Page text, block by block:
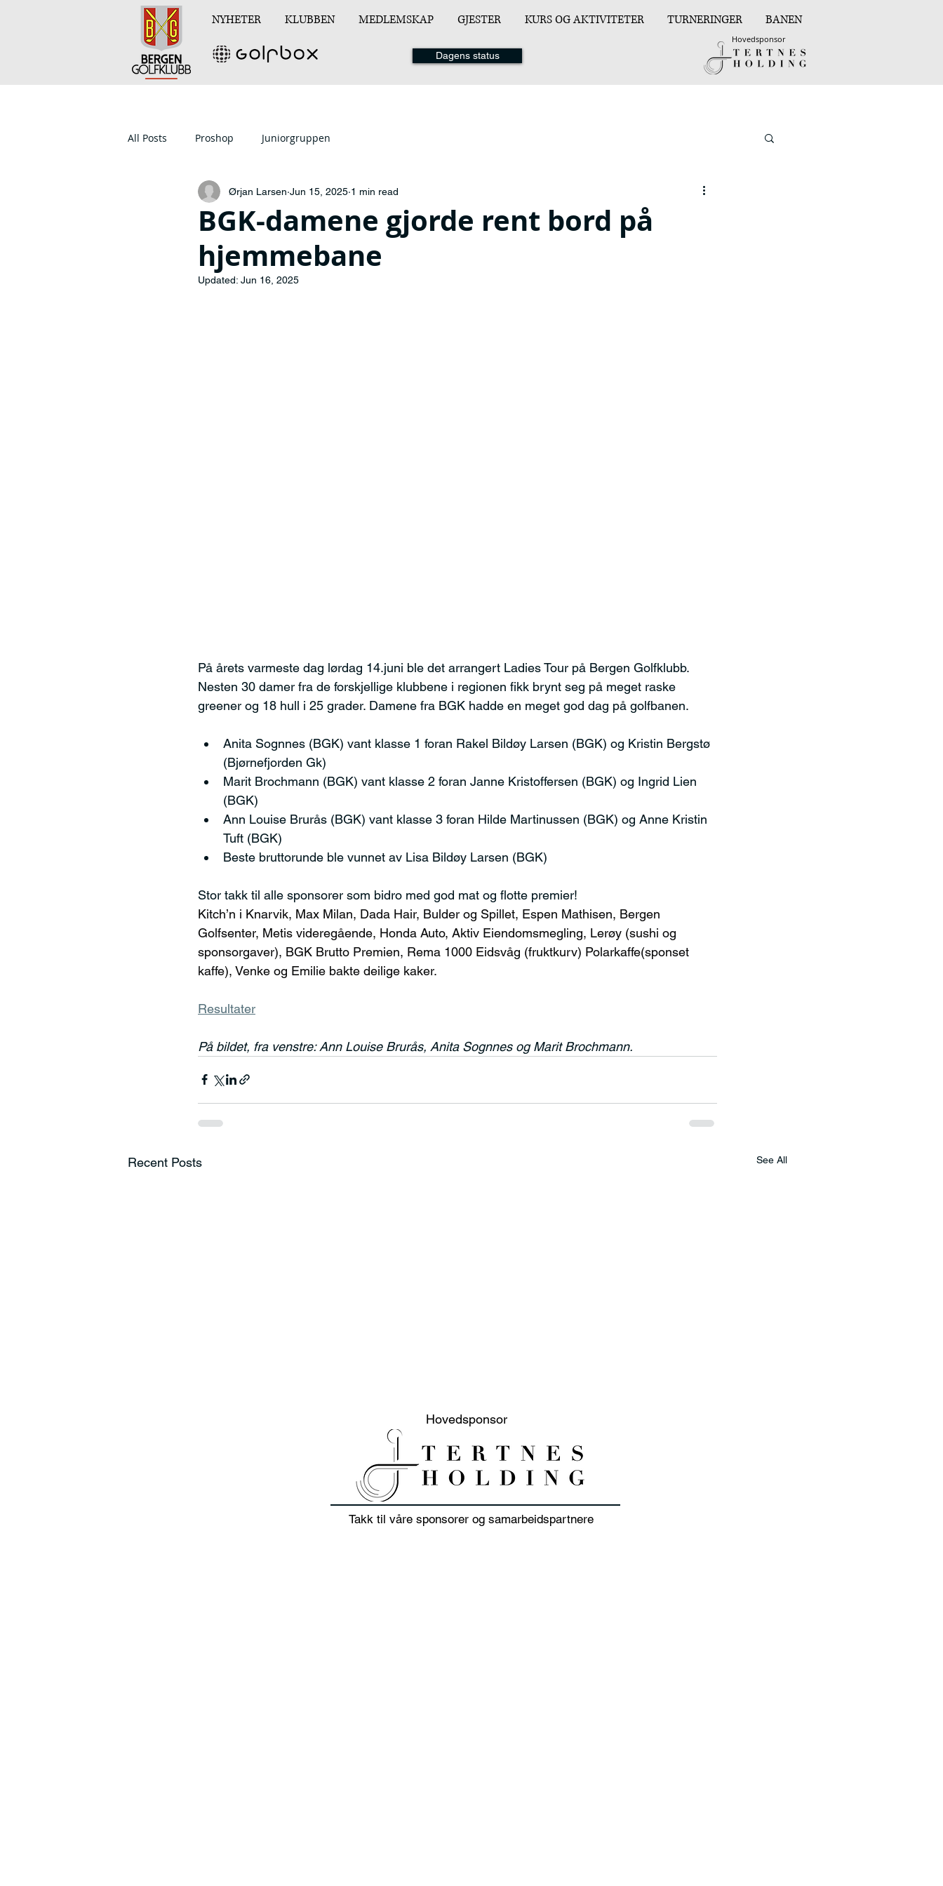
NYHETER KLUBBEN MEDLEMSKAP GJESTER KURS OG AKTIVITETER TURNERINGER BANEN
Dagens status
Hovedsponsor
All Posts Proshop Juniorgruppen
BGK-damene gjorde rent bord på
hjemmebane
Ørjan Larsen Jun 15, 2025 1 min read
Updated: Jun 16, 2025
På årets varmeste dag lørdag 14.juni ble det arrangert Ladies Tour på Bergen Golfklubb.
Nesten 30 damer fra de forskjellige klubbene i regionen fikk brynt seg på meget raske
greener og 18 hull i 25 grader. Damene fra BGK hadde en meget god dag på golfbanen.
Anita Sognnes (BGK) vant klasse 1 foran Rakel Bildøy Larsen (BGK) og Kristin Bergstø
(Bjørnefjorden Gk)
Marit Brochmann (BGK) vant klasse 2 foran Janne Kristoffersen (BGK) og Ingrid Lien
(BGK)
Ann Louise Brurås (BGK) vant klasse 3 foran Hilde Martinussen (BGK) og Anne Kristin
Tuft (BGK)
Beste bruttorunde ble vunnet av Lisa Bildøy Larsen (BGK)
Stor takk til alle sponsorer som bidro med god mat og flotte premier!
Kitch’n i Knarvik, Max Milan, Dada Hair, Bulder og Spillet, Espen Mathisen, Bergen
Golfsenter, Metis videregående, Honda Auto, Aktiv Eiendomsmegling, Lerøy (sushi og
sponsorgaver), BGK Brutto Premien, Rema 1000 Eidsvåg (fruktkurv) Polarkaffe(sponset
kaffe), Venke og Emilie bakte deilige kaker.
Resultater
På bildet, fra venstre: Ann Louise Brurås, Anita Sognnes og Marit Brochmann.
Recent Posts See All
20% sommer salg på klær
Hovedsponsor
Takk til våre sponsorer og samarbeidspartnere